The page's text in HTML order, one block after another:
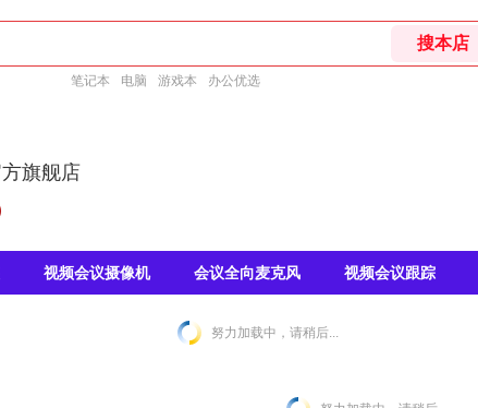
笔记本 电脑 游戏本 办公优选
旗舰店
视频会议摄像机 会议全向麦克风 视频会议跟踪
努力加载中，请稍后...